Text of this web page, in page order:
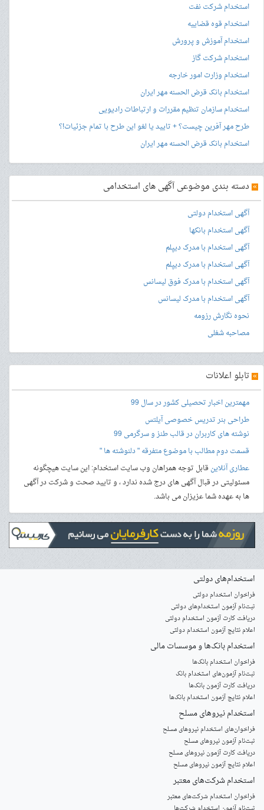
استخدام شرکت نفت
استخدام قوه قضاییه
استخدام آموزش و پرورش
استخدام شرکت گاز
استخدام وزارت امور خارجه
استخدام بانک قرض الحسنه مهر ایران
استخدام سازمان تنظیم مقررات و ارتباطات رادیویی
طرح مهر آفرین چیست؟ + تایید یا لغو این طرح با تمام جزئیات!؟
استخدام بانک قرض الحسنه مهر ایران
» دسته بندی موضوعی آگهی های استخدامی
آگهی استخدام دولتی
آگهی استخدام بانکها
آگهی استخدام با مدرک دیپلم
آگهی استخدام با مدرک دیپلم
آگهی استخدام با مدرک فوق لیسانس
آگهی استخدام با مدرک لیسانس
نحوه نگارش رزومه
مصاحبه شغلی
» تابلو اعلانات
مهمترین اخبار تحصیلی کشور در سال 99
طراحی بنرتدریس خصوصی آیلتس
نوشته های کاربران در قالب طنز و سرگرمی 99
قسمت دوم مطالب با موضوع متفرقه " دلنوشته ها "
عطاری آنلاینقابل توجه همراهان وب سایت استخدام: این سایت هیچگونه
مسئولیتی در قبال آگهی های درج شده ندارد ، و تایید صحت و شرکت در آگهی
ها به عهده شما عزیزان می باشد.
استخدام‌های دولتی
فراخوان استخدام دولتی
ثبت‌نام آزمون‌ استخدام‌های دولتی
دریافت کارت آزمون استخدام دولتی
اعلام نتایج آزمون استخدام دولتی
استخدام‌ بانک‌ها و موسسات مالی
فراخوان استخدام بانک‌ها
‌ثبت‌نام آزمون‌های استخدام بانک
دریافت کارت آزمون بانک‌ها
اعلام نتایج آزمون استخدام بانک‌ها
استخدام‌ نیروهای مسلح
‌فراخوان‌های استخدام‌ نیروهای مسلح
ثبت‌نام آزمون نیروهای مسلح
دریافت کارت آزمون نیروهای مسلح
اعلام نتایج آزمون نیروهای مسلح
استخدام‌ شرکت‌های معتبر
فراخوان استخدام شرکت‌های معتبر